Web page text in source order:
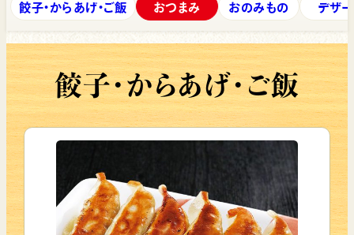
家族でも、ひとりでも楽しめる
メニューをそろえています。
餃子・からあげ・ご飯 おつまみ おのみもの デザ
餃子・からあげ・ご飯